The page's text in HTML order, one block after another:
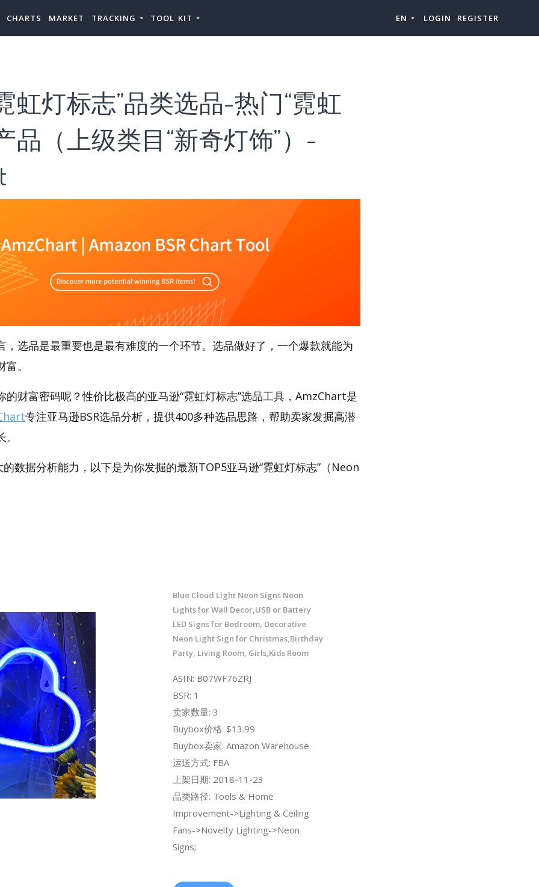
CHARTS MARKET TRACKING TOOL KIT EN LOGIN REGISTER
虹灯标志”品类选品-热门“霓虹
品（上级类目“新奇灯饰”）-
，选品是最重要也是最有难度的一个环节。选品做好了，一个爆款就能为
。
的财富密码呢？性价比极高的亚马逊“霓虹灯标志”选品工具，AmzChart是
专注亚马逊BSR选品分析，提供400多种选品思路，帮助卖家发掘高潜
数据分析能力，以下是为你发掘的最新TOP5亚马逊“霓虹灯标志”（Neon
Blue Cloud Light Neon Signs Neon
Lights for Wall Decor,USB or Battery
LED Signs for Bedroom, Decorative
Neon Light Sign for Christmas,Birthday
Party, Living Room, Girls,Kids Room
ASIN: B07WF76ZRJ
BSR: 1
卖家数量: 3
Buybox价格: $13.99
Buybox卖家: Amazon Warehouse
运送方式: FBA
上架日期: 2018-11-23
品类路径: Tools & Home
Improvement->Lighting & Ceiling
Fans->Novelty Lighting->Neon
Signs;